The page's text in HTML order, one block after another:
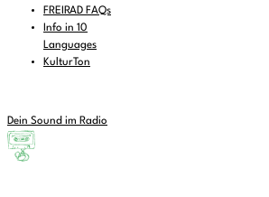
FREIRAD FAQs
Info in 10
Languages
KulturTon
Dein Sound im Radio